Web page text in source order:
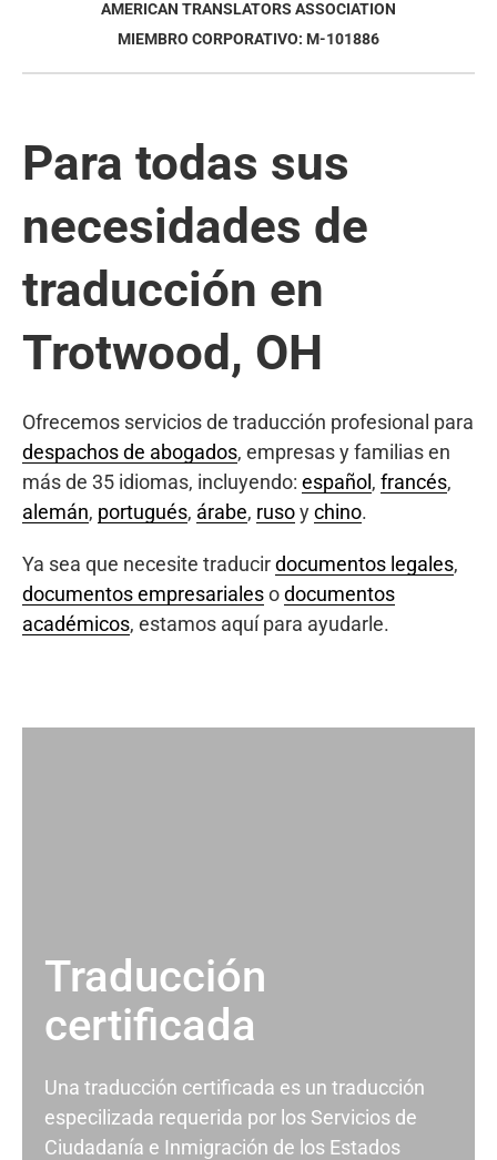
AMERICAN TRANSLATORS ASSOCIATION
MIEMBRO CORPORATIVO: M-101886
Para todas sus
necesidades de
traducción en
Trotwood, OH
Ofrecemos servicios de traducción profesional para
despachos de abogados, empresas y familias en
más de 35 idiomas, incluyendo: español , francés,
alemán, portugués, árabe, rusoychino.
Ya sea que necesite traducirdocumentos legales,
documentos empresarialesodocumentos
académicos, estamos aquí para ayudarle.
Traducción
certificada
Una traducción certificada es un traducción
especilizada requerida por los Servicios de
Ciudadanía e Inmigración de los Estados